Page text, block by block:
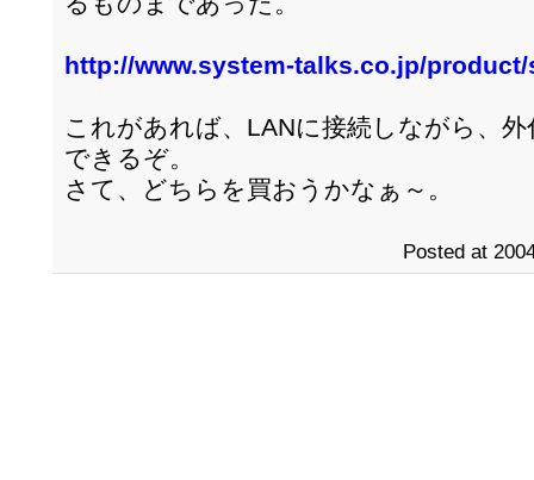
http://www.system-talks.co.jp/
これがあれば、LANに接続しながら、
できるぞ。
さて、どちらを買おうかなぁ～。
Posted at